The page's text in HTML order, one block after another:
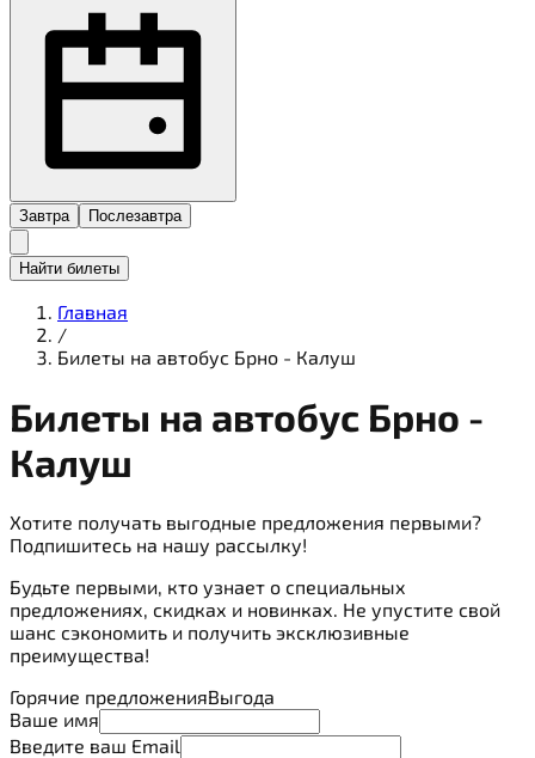
Завтра Послезавтра
Найти билеты
Главная
/
Билеты на автобус Брно - Калуш
Билеты на автобус Брно -
Калуш
Хотите получать выгодные предложения первыми?
Подпишитесь на нашу рассылку!
Будьте первыми, кто узнает о специальных
предложениях, скидках и новинках. Не упустите свой
шанс сэкономить и получить эксклюзивные
преимущества!
Горячие предложенияВыгода
Ваше имя
Введите ваш Email